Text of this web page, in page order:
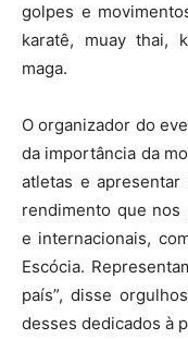
golpes e
karatê, muay thai,
maga.
O organizador do
da importância da
atletas e
rendimento que nos
e internacionais,
Escócia.
país”, disse
desses dedicados à